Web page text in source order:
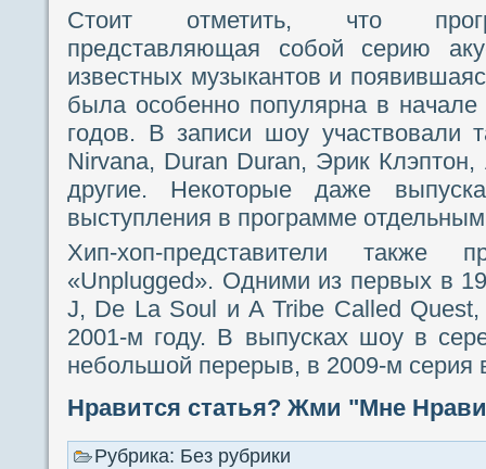
Стоит отметить, что
представляющая собой серию
известных музыкантов и
была особенно популярна в
годов. В записи шоу участвовали
Nirvana, Duran Duran, Эрик
другие. Некоторые даже
выступления в программе
Хип-хоп-представители также
«Unplugged». Одними из первых в
J, De La Soul и A Tribe Called
2001-м году. В выпусках шоу в
небольшой перерыв, в 2009-м серия
Нравится статья? Жми "Мне
Рубрика: Без рубрики